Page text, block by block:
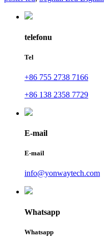
telefonu
Tel
+86 755 2738 7166
+86 138 2358 7729
E-mail
E-mail
info@yonwaytech.com
Whatsapp
Whatsapp